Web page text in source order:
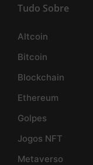
Tudo Sobre
Altcoin
Bitcoin
Blockchain
Ethereum
Golpes
Jogos NFT
Metaverso